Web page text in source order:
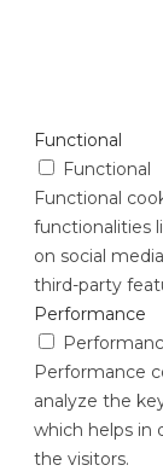
Functional
Functional
Functional
functionalities
on social
third-party
Performance
Performance
analyze the
which helps in
the visitors.